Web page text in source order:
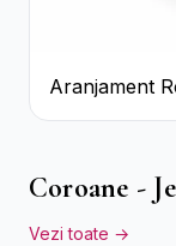
Aranjament
cu Trandafiri
Coroane -
Vezi toate →